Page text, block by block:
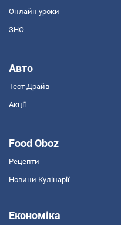
Онлайн уроки
ЗНО
Авто
Тест Драйв
Акції
Food Oboz
Рецепти
Новини Кулінарії
Економіка